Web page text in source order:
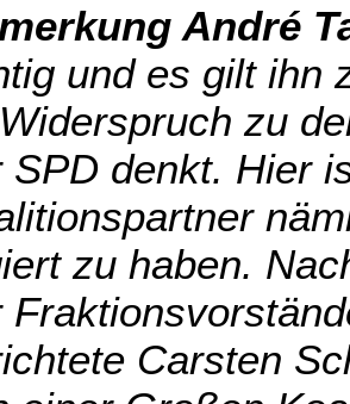
André
und es gilt ihn
zu
SPD denkt. Hier
zu haben.
Carsten